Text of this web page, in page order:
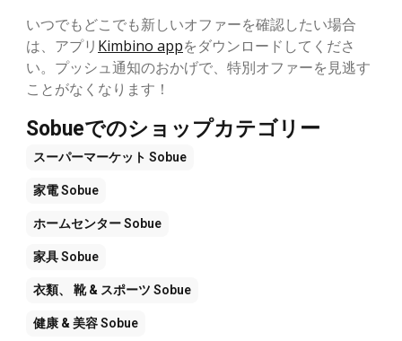
いつでもどこでも新しいオファーを確認したい場合
は、アプリ Kimbino appをダウンロードしてくださ
い。プッシュ通知のおかげで、特別オファーを見逃す
ことがなくなります！
Sobueでのショップカテゴリー
スーパーマーケット Sobue
家電Sobue
ホームセンターSobue
家具Sobue
衣類、 靴 & スポーツ Sobue
健康 & 美容Sobue